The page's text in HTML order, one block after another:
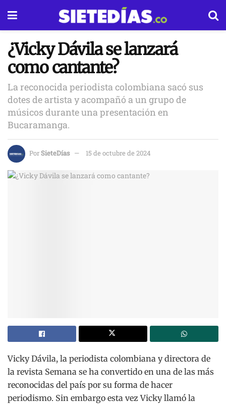
¿Vicky Dávila se lanzará
como cantante?
La reconocida periodista colombiana sacó sus
dotes de artista y acompañó a un grupo de
músicos durante una presentación en
Bucaramanga.
PorSieteDías 15 de octubre de 2024
Vicky Dávila, la periodista colombiana y directora de
la revista Semana se ha convertido en una de las más
reconocidas del país por su forma de hacer
periodismo. Sin embargo esta vez Vicky llamó la